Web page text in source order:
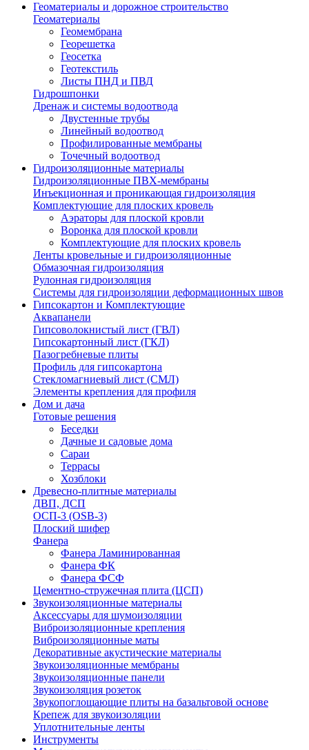
Геоматериалы и дорожное строительство
Геоматериалы
Геомембрана
Георешетка
Геосетка
Геотекстиль
Листы ПНД и ПВД
Гидрошпонки
Дренаж и системы водоотвода
Двустенные трубы
Линейный водоотвод
Профилированные мембраны
Точечный водоотвод
Гидроизоляционные материалы
Гидроизоляционные ПВХ-мембраны
Инъекционная и проникающая гидроизоляция
Комплектующие для плоских кровель
Аэраторы для плоской кровли
Воронка для плоской кровли
Комплектующие для плоских кровель
Ленты кровельные и гидроизоляционные
Обмазочная гидроизоляция
Рулонная гидроизоляция
Системы для гидроизоляции деформационных швов
Гипсокартон и Комплектующие
Аквапанели
Гипсоволокнистый лист (ГВЛ)
Гипсокартонный лист (ГКЛ)
Пазогребневые плиты
Профиль для гипсокартона
Стекломагниевый лист (СМЛ)
Элементы крепления для профиля
Дом и дача
Готовые решения
Беседки
Дачные и садовые дома
Сараи
Террасы
Хозблоки
Древесно-плитные материалы
ДВП, ДСП
ОСП-3 (OSB-3)
Плоский шифер
Фанера
Фанера Ламинированная
Фанера ФК
Фанера ФСФ
Цементно-стружечная плита (ЦСП)
Звукоизоляционные материалы
Аксессуары для шумоизоляции
Виброизоляционные крепления
Виброизоляционные маты
Декоративные акустические материалы
Звукоизоляционные мембраны
Звукоизоляционные панели
Звукоизоляция розеток
Звукопоглощающие плиты на базальтовой основе
Крепеж для звукоизоляции
Уплотнительные ленты
Инструменты